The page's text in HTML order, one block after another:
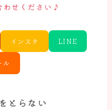
せください ♪
インスタ LINE
ル
とらない